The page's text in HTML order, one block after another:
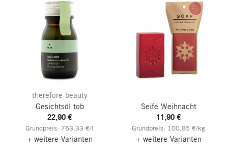
therefore beauty
Gesichtsöl tob
22,90 €
Grundpreis: 763,33 €/l
+ weitere Varianten
Seife Weihnacht
11,90 €
Grundpreis: 100,85 €/kg
+ weitere Varianten